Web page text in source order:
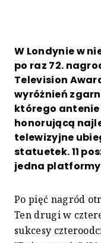
W Londynie w
po raz 72.
Television
wyróżnień
którego
honorującą
telewizyjne
statuetek. 11
jedna platformy
Po pięć nagród
Ten drugi w
sukcesy